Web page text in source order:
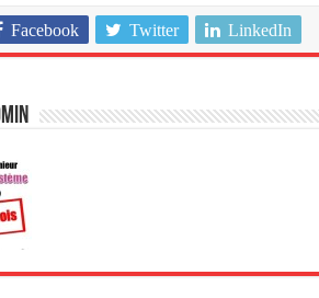
Facebook Twitter LinkedIn